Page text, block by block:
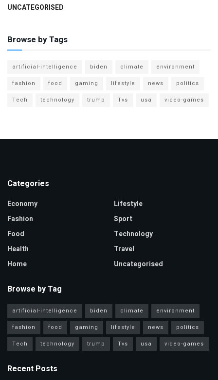
UNCATEGORISED
Browse by Tags
artificial-intelligence biden climate
environment
fashion
food gaming lifestyle news
politics
Tech
technology trump Tvs usa video-games
Categories
Economy
Fashion
Food
Health
Home
Lifestyle
Sport
Technology
Travel
Uncategorised
Browse by Tag
artificial-intelligence biden climate
environment
fashion
food gaming lifestyle news
politics
Tech
technology trump Tvs usa video-games
Recent Posts